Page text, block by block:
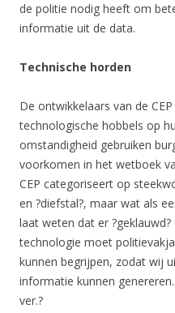
de politie nodig heeft om
informatie uit de data.
Technische horden
De ontwikkelaars van de
technologische hobbels op
omstandigheid gebruiken
voorkomen in het wetboek
CEP categoriseert op
en ?diefstal?, maar wat als
laat weten dat er
technologie moet
kunnen begrijpen, zodat wij
informatie kunnen
ver.?